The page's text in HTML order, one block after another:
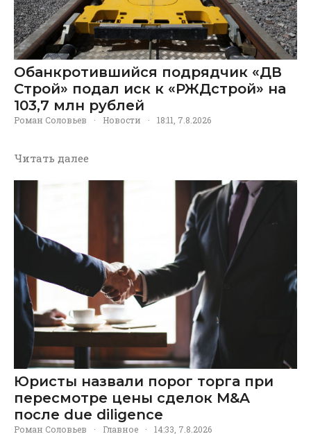
Обанкротившийся подрядчик «ДВ
Строй» подал иск к «РЖДстрой» на
103,7 млн рублей
Роман Соловьев · Новости · 18:11, 7.8.2026
Читать далее
Юристы назвали порог торга при
пересмотре цены сделок M&A
после due diligence
Роман Соловьев · Главное · 14:33, 7.8.2026